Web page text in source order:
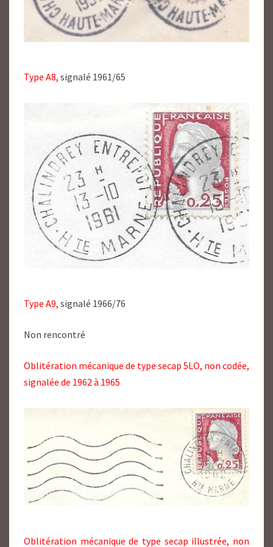
Type A8, signalé 1961/65
Type A9, signalé 1966/76
Non rencontré
Oblitération mécanique de type secap 5LO, non codée,
signalée de 1962 à 1965
Oblitération mécanique de type secap illustrée, non